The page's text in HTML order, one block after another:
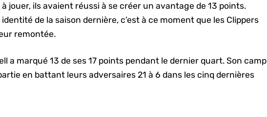
jouer, ils avaient réussi à se créer un avantage de 13 points.
identité de la saison dernière, c’est à ce moment que les Clippers
remontée.
a marqué 13 de ses 17 points pendant le dernier quart. Son camp
en battant leurs adversaires 21 à 6 dans les cinq dernières